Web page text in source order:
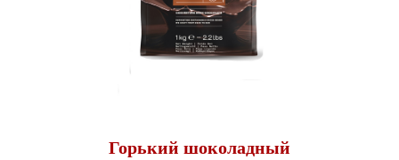
Горький шоколадный